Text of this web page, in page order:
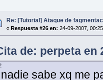
Re: [Tutorial] Ataque de
« Respuesta #26 en: 24-09-2007,
de: perpeta en
nadie sabe xq me